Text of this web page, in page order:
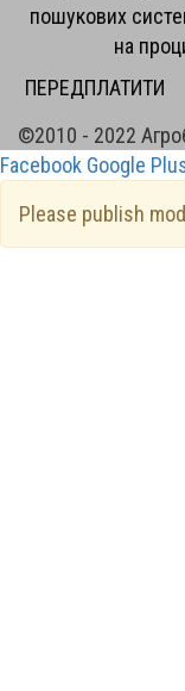
пошукових
на
ПЕРЕДПЛАТИТИ
©2010 - 2022
Facebook Google
Please publish